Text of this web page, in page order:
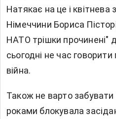
Натякає на це і квітнева
Німеччини Бориса
НАТО трішки прочинені"
сьогодні не час
війна.
Також не варто
роками блокувала